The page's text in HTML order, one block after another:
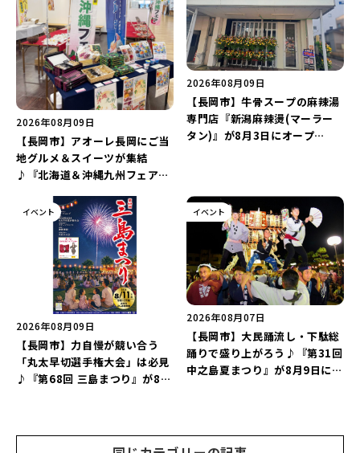
2026年08月09日
【長岡市】アオーレ長岡にご当
地グルメ＆スイーツが集結
♪『北海道＆沖縄九州フェア
より開催！北海道限定「生食感
チェルシー」をゲットしよう♪
2026年08月09日
【長岡市】牛骨スープの麻辣湯
専門店『新潟麻辣燙(マーラー
タン)』が8月3日にオープ
イベント
2026年08月09日
【長岡市】力自慢が競い合う
「丸太早切選手権大会」は必見
♪『第68回 三島まつり』が8月
イベント
2026年08月07日
【長岡市】大民踊流し・下駄総
踊りで盛り上がろう♪『第31回
中之島夏まつり』が8月9日に開